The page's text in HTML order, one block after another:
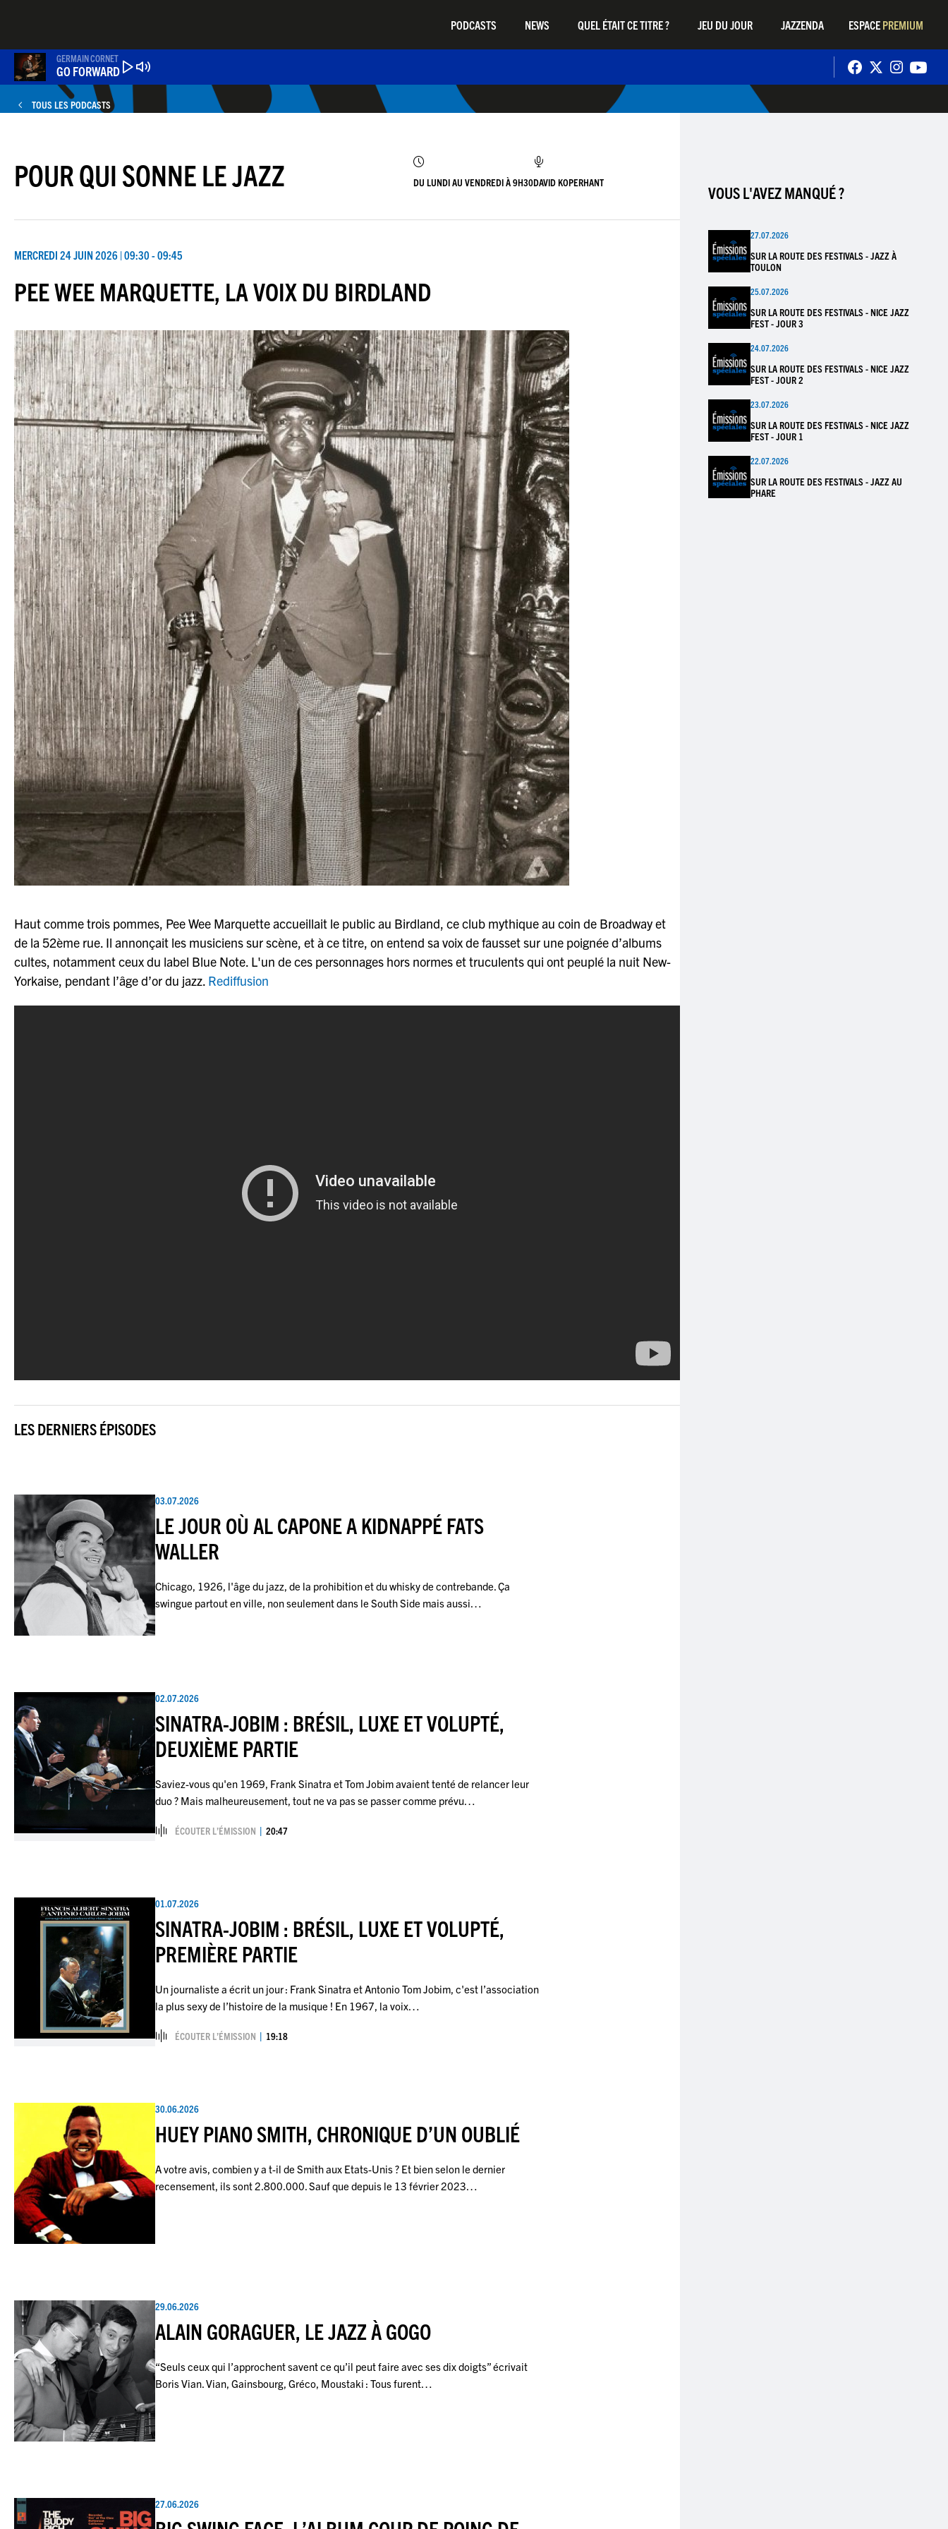
principal
PODCASTS NEWS QUEL ÉTAIT CE TITRE ? JEU DU JOUR JAZZENDA ESPACE PREMIUM
GERMAIN CORNET
GO FORWARD
TOUS LES PODCASTS
POUR QUI SONNE LE JAZZ DU LUNDI AU VENDREDI À 9H30DAVID KOPERHANT
MERCREDI 24 JUIN 2026 | 09:30 - 09:45
PEE WEE MARQUETTE, LA VOIX DU BIRDLAND
Haut comme trois pommes, Pee Wee Marquette accueillait le public au Birdland, ce club mythique au coin de Broadway et
de la 52ème rue. Il annonçait les musiciens sur scène, et à ce titre, on entend sa voix de fausset sur une poignée d’albums
cultes, notamment ceux du label Blue Note. L'un de ces personnages hors normes et truculents qui ont peuplé la nuit New-
Yorkaise, pendant l’âge d’or du jazz. Rediffusion
LES DERNIERS ÉPISODES
03.07.2026
LE JOUR OÙ AL CAPONE A KIDNAPPÉ FATS
WALLER
Chicago, 1926, l'âge du jazz, de la prohibition et du whisky de contrebande. Ça
swingue partout en ville, non seulement dans le South Side mais aussi…
02.07.2026
SINATRA-JOBIM : BRÉSIL, LUXE ET VOLUPTÉ,
DEUXIÈME PARTIE
Saviez-vous qu'en 1969, Frank Sinatra et Tom Jobim avaient tenté de relancer leur
duo ? Mais malheureusement, tout ne va pas se passer comme prévu…
ÉCOUTER L’ÉMISSION 20:47
01.07.2026
SINATRA-JOBIM : BRÉSIL, LUXE ET VOLUPTÉ,
PREMIÈRE PARTIE
Un journaliste a écrit un jour : Frank Sinatra et Antonio Tom Jobim, c'est l’association
la plus sexy de l’histoire de la musique ! En 1967, la voix…
ÉCOUTER L’ÉMISSION 19:18
30.06.2026
HUEY PIANO SMITH, CHRONIQUE D’UN OUBLIÉ
A votre avis, combien y a t-il de Smith aux Etats-Unis ? Et bien selon le dernier
recensement, ils sont 2.800.000. Sauf que depuis le 13 février 2023…
29.06.2026
ALAIN GORAGUER, LE JAZZ À GOGO
“Seuls ceux qui l’approchent savent ce qu’il peut faire avec ses dix doigts” écrivait
Boris Vian. Vian, Gainsbourg, Gréco, Moustaki : Tous furent…
27.06.2026
VOUS L'AVEZ MANQUÉ ?
27.07.2026
SUR LA ROUTE DES FESTIVALS - JAZZ À
TOULON
25.07.2026
SUR LA ROUTE DES FESTIVALS - NICE JAZZ
FEST - JOUR 3
24.07.2026
SUR LA ROUTE DES FESTIVALS - NICE JAZZ
FEST - JOUR 2
23.07.2026
SUR LA ROUTE DES FESTIVALS - NICE JAZZ
FEST - JOUR 1
22.07.2026
SUR LA ROUTE DES FESTIVALS - JAZZ AU
PHARE